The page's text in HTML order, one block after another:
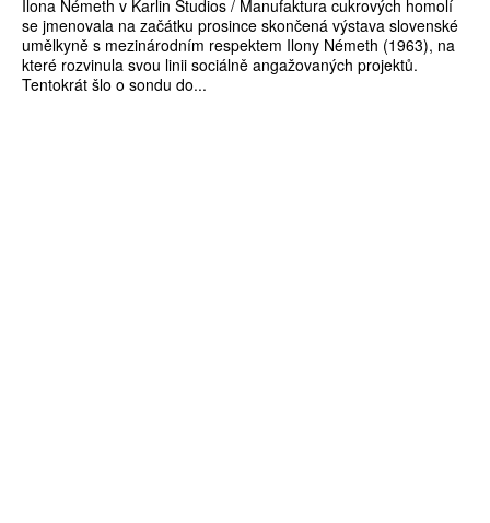
Ilona Németh v Karlin Studios / Manufaktura cukrových homolí
se jmenovala na začátku prosince skončená výstava slovenské
umělkyně s mezinárodním respektem Ilony Németh (1963), na
které rozvinula svou linii sociálně angažovaných projektů.
Tentokrát šlo o sondu do...